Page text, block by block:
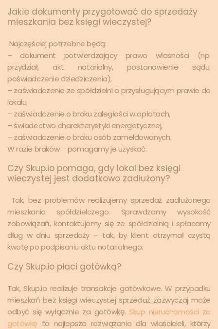
Jakie dokumenty przygotować do sprzedaży
mieszkania bez księgi wieczystej?
Najczęściej potrzebne będą:
– dokument potwierdzający prawo własności (np.
przydział, akt notarialny, postanowienie sądu,
poświadczenie dziedziczenia),
– zaświadczenie ze spółdzielni o przysługującym prawie do
lokalu,
– zaświadczenie o braku zaległości w opłatach,
– świadectwo charakterystyki energetycznej,
– zaświadczenie o braku osób zameldowanych.
W razie braków – pomagamy je uzyskać.
Czy Skup.io pomaga, gdy lokal bez księgi
wieczystej jest dodatkowo zadłużony?
Tak, bez problemów realizujemy sprzedaż zadłużonego
mieszkania spółdzielczego. Sprawdzamy wysokość
zobowiązań, kontaktujemy się ze spółdzielnią i spłacamy
dług w dniu sprzedaży – tak, by klient otrzymał czystą
kwotę po podpisaniu aktu notarialnego.
Czy Skup.io płaci gotówką?
Tak, Skup.io realizuje transakcje gotówkowe. W przypadku
mieszkań bez księgi wieczystej sprzedaż zazwyczaj może
odbyć się wyłącznie za gotówkę. Skup nieruchomości za
gotówkęto najlepsze rozwiązanie dla właścicieli, którzy